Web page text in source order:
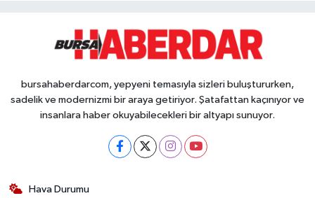
bursahaberdarcom, yepyeni temasıyla sizleri buluştururken,
sadelik ve modernizmi bir araya getiriyor. Şatafattan kaçınıyor ve
insanlara haber okuyabilecekleri bir altyapı sunuyor.
Hava Durumu